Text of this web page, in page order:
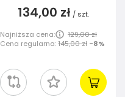
134,00 zł / szt.
Najniższa cena:
129,00 zł
Cena regularna:145,00 zł -8%